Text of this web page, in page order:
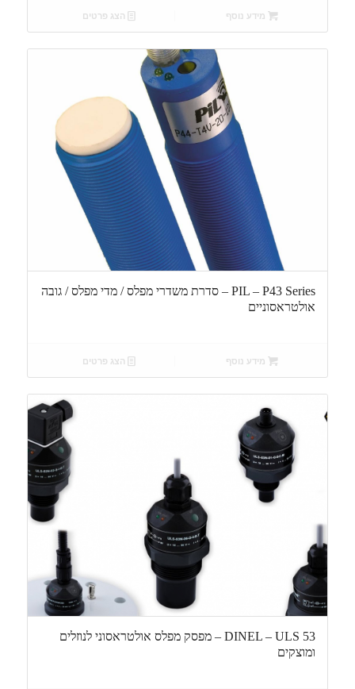
מידע נוסף הצג פרטים
PIL – P43 Series – סדרת משדרי מפלס / מדי מפלס / גובה
אולטראסוניים
מידע נוסף הצג פרטים
DINEL – ULS 53 – מפסק מפלס אולטראסוני לנוזלים
ומוצקים